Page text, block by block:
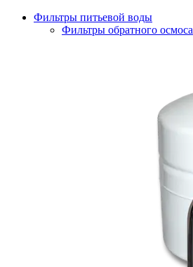
Фильтры питьевой воды
Фильтры обратного осмоса